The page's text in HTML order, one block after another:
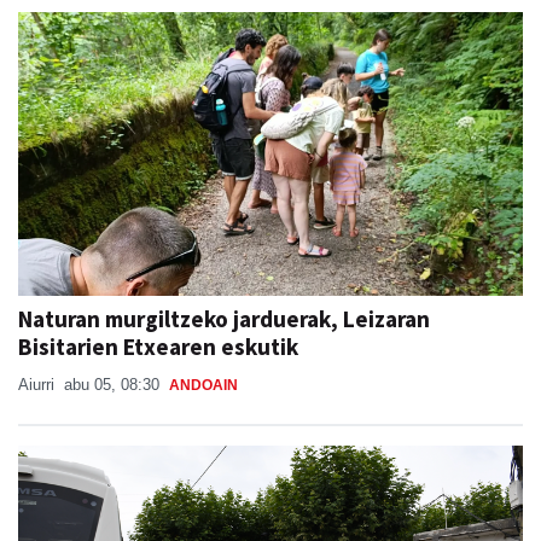
Naturan murgiltzeko jarduerak, Leizaran
Bisitarien Etxearen eskutik
Aiurri abu 05, 08:30 ANDOAIN